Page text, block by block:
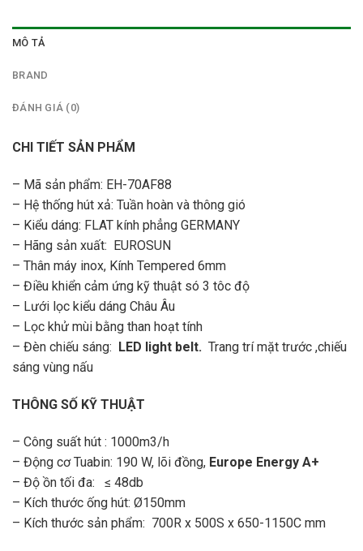
MÔ TẢ
BRAND
ĐÁNH GIÁ (0)
CHI TIẾT SẢN PHẨM
– Mã sản phẩm: EH-70AF88
– Hệ thống hút xả: Tuần hoàn và thông gió
– Kiểu dáng: FLAT kính phẳng GERMANY
– Hãng sản xuất: EUROSUN
– Thân máy inox, Kính Tempered 6mm
– Điều khiển cảm ứng kỹ thuật só 3 tôc độ
– Lưới lọc kiểu dáng Châu Âu
– Lọc khử mùi bằng than hoạt tính
– Đèn chiếu sáng:
LED light belt. Trang trí mặt trước ,chiếu
sáng vùng nấu
THÔNG SỐ KỸ THUẬT
– Công suất hút : 1000m3/h
– Động cơ Tuabin: 190 W, lõi đồng, Europe Energy A+
– Độ ồn tối đa: ≤ 48db
– Kích thước ống hút: Ø150mm
– Kích thước sản phẩm: 700R x 500S x 650-1150C mm